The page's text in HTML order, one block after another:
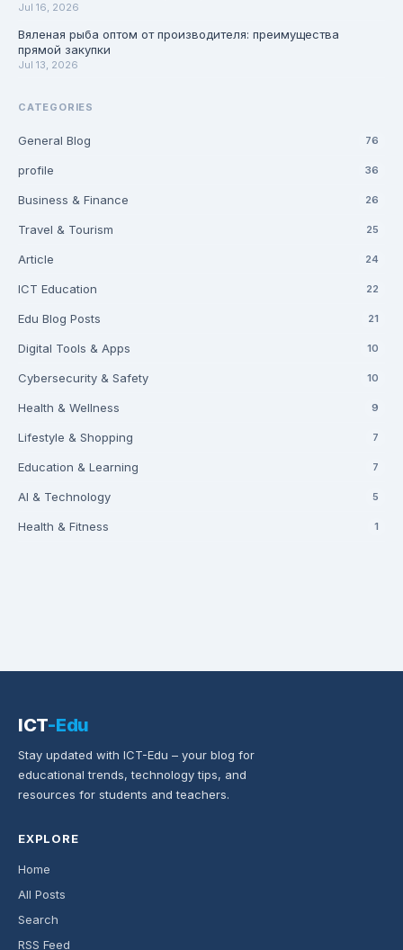
Jul 16, 2026
Вяленая рыба оптом от производителя: преимущества
прямой закупки
Jul 13, 2026
CATEGORIES
General Blog 76
profile 36
Business & Finance 26
Travel & Tourism 25
Article 24
ICT Education 22
Edu Blog Posts 21
Digital Tools & Apps 10
Cybersecurity & Safety 10
Health & Wellness 9
Lifestyle & Shopping 7
Education & Learning 7
AI & Technology 5
Health & Fitness 1
ICT-Edu
Stay updated with ICT-Edu – your blog for
educational trends, technology tips, and
resources for students and teachers.
EXPLORE
Home
All Posts
Search
RSS Feed